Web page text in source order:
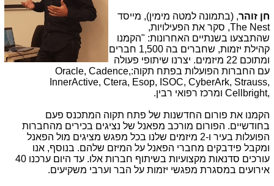
חן זוהר, (בתמונה למטה מימין), מייסד
The Nest, סקר את הפעילויות,
שהתבצעו בשנתיים האחרונות: "הקמנו
קהילת יזמות, שחברים בה 1,500 חברים
ומתוכם 22 מיזמים. יצרנו שיתופי פעולה
עם החברות הפועלות בפתח תקוה:Oracle, Cadence,
InnerActive, Ctera, Esop, ISOC, CyberArk, Strauss,
Cellbright, ומרכז רפואי רבין.
הקמנו את פורום החדשנות של פתח תקוה המתכנס פעם
בחודשיים. הפורום מורכב מפאנל של נציגים בכירים מהחברות
הפועלות בעיר ו-2 מיזמים שלנו בכל מפגש מציגים מול הפאנל
ומקבל פידבקים מחברי הפאנל על המיזם שלהם. בנוסף, אנו
עורכים סדנאות מקצועיות בשיתוף חברות אלו. עד היום ערכנו 40
אירועים במסגרת מפגשי יזמות על הבר וערבי משקיעים.